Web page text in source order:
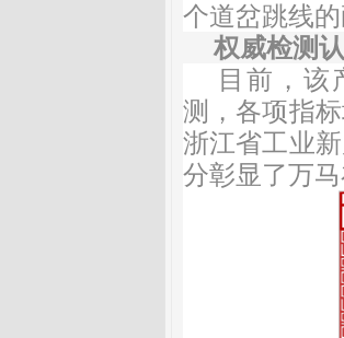
个道岔跳线
权威检测
目前，该
测，各项指
浙江省工业
分彰显了万